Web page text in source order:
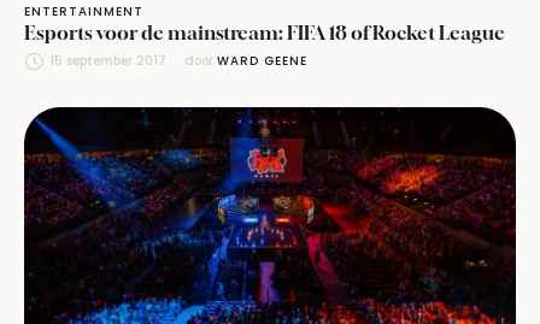
ENTERTAINMENT
Esports voor de mainstream: FIFA 18 of Rocket League
15 september 2017 door WARD GEENE